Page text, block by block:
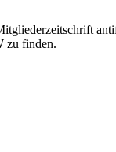
zu finden.